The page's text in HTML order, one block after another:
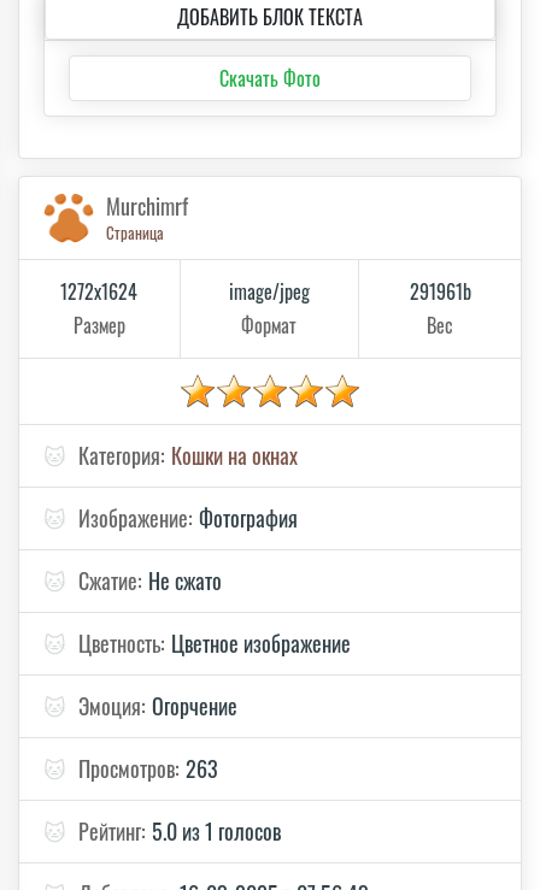
ДОБАВИТЬ БЛОК ТЕКСТА
Скачать Фото
Murchimrf
Страница
1272x1624
Размер
image/jpeg
Формат
291961b
Вес
🐱 Категория: Кошки на окнах
🐱 Изображение: Фотография
🐱 Сжатие: Не сжато
🐱 Цветность: Цветное изображение
🐱 Эмоция: Огорчение
🐱 Просмотров: 263
🐱 Рейтинг: 5.0 из 1 голосов